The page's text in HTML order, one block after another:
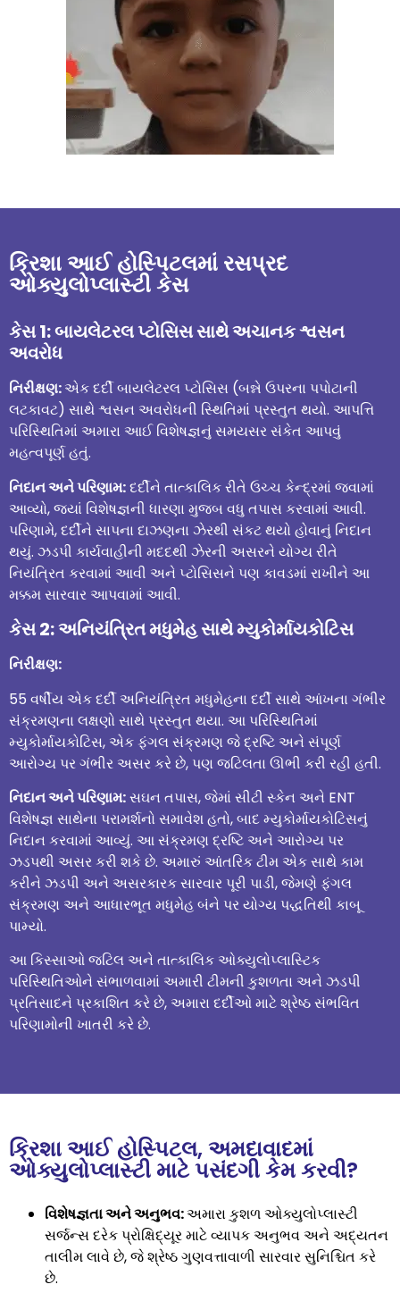
ક્રિશા આઈ હોસ્પિટલમાં રસપ્રદ
ઓક્યુલોપ્લાસ્ટી કેસ
કેસ 1: બાયલેટરલ પ્ટોસિસ સાથે અચાનક શ્વસન
અવરોધ
નિરીક્ષણ:એક દર્દી બાયલેટરલ પ્ટોસિસ (બન્ને ઉપરના પપોટાની
લટકાવટ) સાથે શ્વસન અવરોધની સ્થિતિમાં પ્રસ્તુત થયો. આપત્તિ
પરિસ્થિતિમાં અમારા આઈ વિશેષજ્ઞનું સમયસર સંકેત આપવું
મહત્વપૂર્ણ હતું.
નિદાન અને પરિણામ:દર્દીને તાત્કાલિક રીતે ઉચ્ચ કેન્દ્રમાં જવામાં
આવ્યો, જ્યાં વિશેષજ્ઞની ધારણા મુજબ વધુ તપાસ કરવામાં આવી.
પરિણામે, દર્દીને સાપના દાઝણના ઝેરથી સંકટ થયો હોવાનું નિદાન
થયું. ઝડપી કાર્યવાહીની મદદથી ઝેરની અસરને યોગ્ય રીતે
નિયંત્રિત કરવામાં આવી અને પ્ટોસિસને પણ કાવડમાં રાખીને આ
મક્કમ સારવાર આપવામાં આવી.
કેસ 2: અનિયંત્રિત મધુમેહ સાથે મ્યુકોર્માયકોટિસ
નિરીક્ષણ:
55 વર્ષીય એક દર્દી અનિયંત્રિત મધુમેહના દર્દી સાથે આંખના ગંભીર
સંક્રમણના લક્ષણો સાથે પ્રસ્તુત થયા. આ પરિસ્થિતિમાં
મ્યુકોર્માયકોટિસ, એક ફંગલ સંક્રમણ જે દ્રષ્ટિ અને સંપૂર્ણ
આરોગ્ય પર ગંભીર અસર કરે છે, પણ જટિલતા ઊભી કરી રહી હતી.
નિદાન અને પરિણામ:સઘન તપાસ, જેમાં સીટી સ્કેન અને ENT
વિશેષજ્ઞ સાથેના પરામર્શનો સમાવેશ હતો, બાદ મ્યુકોર્માયકોટિસનું
નિદાન કરવામાં આવ્યું. આ સંક્રમણ દ્રષ્ટિ અને આરોગ્ય પર
ઝડપથી અસર કરી શકે છે. અમારું આંતરિક ટીમ એક સાથે કામ
કરીને ઝડપી અને અસરકારક સારવાર પૂરી પાડી, જેમણે ફંગલ
સંક્રમણ અને આધારભૂત મધુમેહ બંને પર યોગ્ય પદ્ધતિથી કાબૂ
પામ્યો.
આ કિસ્સાઓ જટિલ અને તાત્કાલિક ઓક્યુલોપ્લાસ્ટિક
પરિસ્થિતિઓને સંભાળવામાં અમારી ટીમની કુશળતા અને ઝડપી
પ્રતિસાદને પ્રકાશિત કરે છે, અમારા દર્દીઓ માટે શ્રેષ્ઠ સંભવિત
પરિણામોની ખાતરી કરે છે.
ક્રિશા આઈ હોસ્પિટલ, અમદાવાદમાં
ઓક્યુલોપ્લાસ્ટી માટે પસંદગી કેમ કરવી?
વિશેષજ્ઞતા અને અનુભવ:અમારા કુશળ ઓક્યુલોપ્લાસ્ટી
સર્જન્સ દરેક પ્રોક્ષિદ્યૂર માટે વ્યાપક અનુભવ અને અદ્યતન
તાલીમ લાવે છે, જે શ્રેષ્ઠ ગુણવત્તાવાળી સારવાર સુનિશ્ચિત કરે
છે.